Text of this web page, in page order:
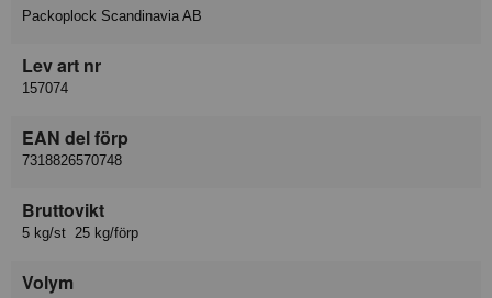
Packoplock Scandinavia AB
Lev art nr
157074
EAN del förp
7318826570748
Bruttovikt
5 kg/st 25 kg/förp
Volym